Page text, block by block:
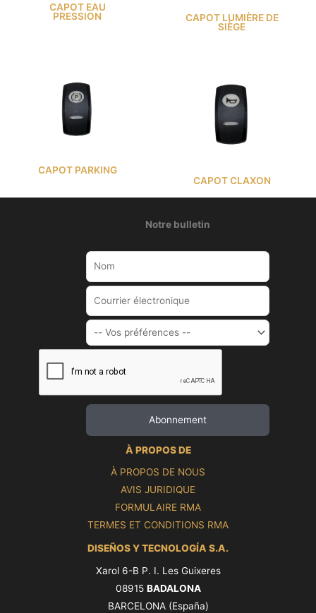
CAPOT EAU
PRESSION
CAPOT LUMIÈRE DE
SIÈGE
CAPOT PARKING
CAPOT CLAXON
Notre bulletin
À PROPOS DE
À PROPOS DE NOUS
AVIS JURIDIQUE
FORMULAIRE RMA
TERMES ET CONDITIONS RMA
DISEÑOS Y TECNOLOGÍA S.A.
Xarol 6-B P. I. Les Guixeres
08915 BADALONA
BARCELONA (España)